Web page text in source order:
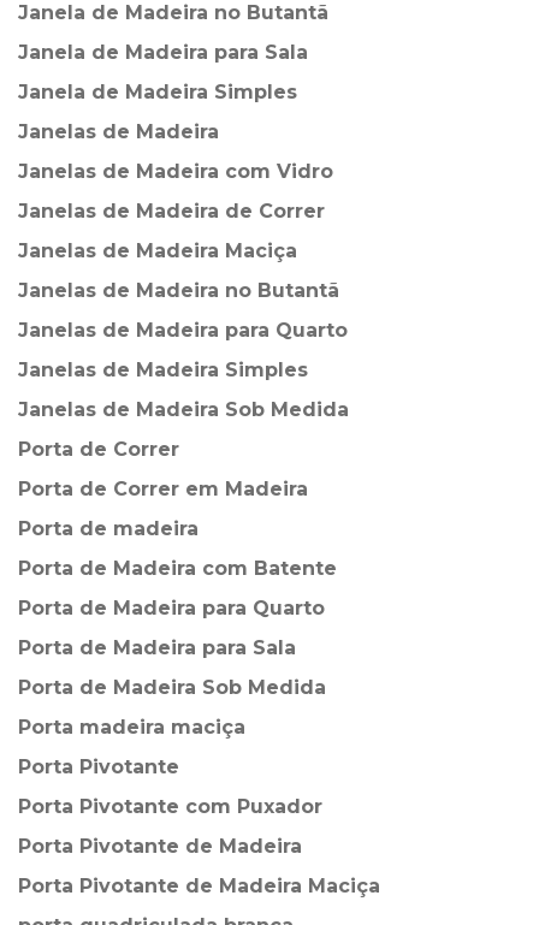
Janela de Madeira no Butantã
Janela de Madeira para Sala
Janela de Madeira Simples
Janelas de Madeira
Janelas de Madeira com Vidro
Janelas de Madeira de Correr
Janelas de Madeira Maciça
Janelas de Madeira no Butantã
Janelas de Madeira para Quarto
Janelas de Madeira Simples
Janelas de Madeira Sob Medida
Porta de Correr
Porta de Correr em Madeira
Porta de madeira
Porta de Madeira com Batente
Porta de Madeira para Quarto
Porta de Madeira para Sala
Porta de Madeira Sob Medida
Porta madeira maciça
Porta Pivotante
Porta Pivotante com Puxador
Porta Pivotante de Madeira
Porta Pivotante de Madeira Maciça